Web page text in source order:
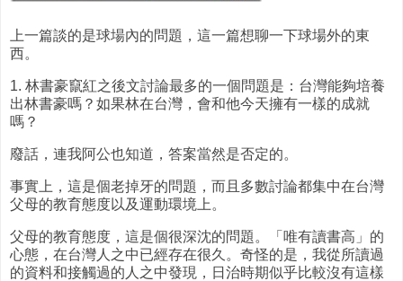
上一篇談的是球場內的問題，這一篇想聊一下球場外的東
西。
1. 林書豪竄紅之後文討論最多的一個問題是：台灣能夠培養
出林書豪嗎？如果林在台灣，會和他今天擁有一樣的成就
嗎？
廢話，連我阿公也知道，答案當然是否定的。
事實上，這是個老掉牙的問題，而且多數討論都集中在台灣
父母的教育態度以及運動環境上。
父母的教育態度，這是個很深沈的問題。「唯有讀書高」的
心態，在台灣人之中已經存在很久。奇怪的是，我從所讀過
的資料和接觸過的人之中發現，日治時期似乎比較沒有這樣